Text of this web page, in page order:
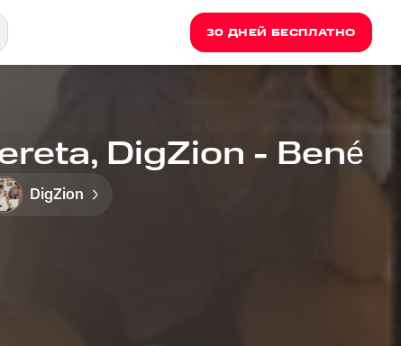
30 ДНЕЙ БЕСПЛАТНО
DigZion - Bené
DigZion